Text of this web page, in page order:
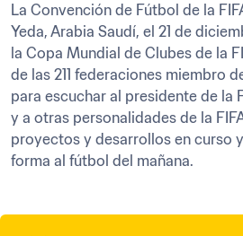
La Convención de Fútbol de la
Yeda, Arabia Saudí, el 21 de
la Copa Mundial de Clubes de la
de las 211 federaciones miembro
para escuchar al presidente de la
y a otras personalidades de la
proyectos y desarrollos en curso
forma al fútbol del mañana.